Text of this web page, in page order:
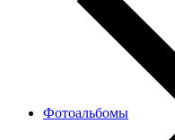
Фотоальбомы